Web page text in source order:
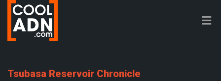
Tsubasa Reservoir Chronicle